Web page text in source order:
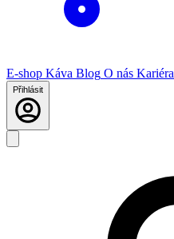
E-shop Káva Blog O nás Kariéra
Přihlásit